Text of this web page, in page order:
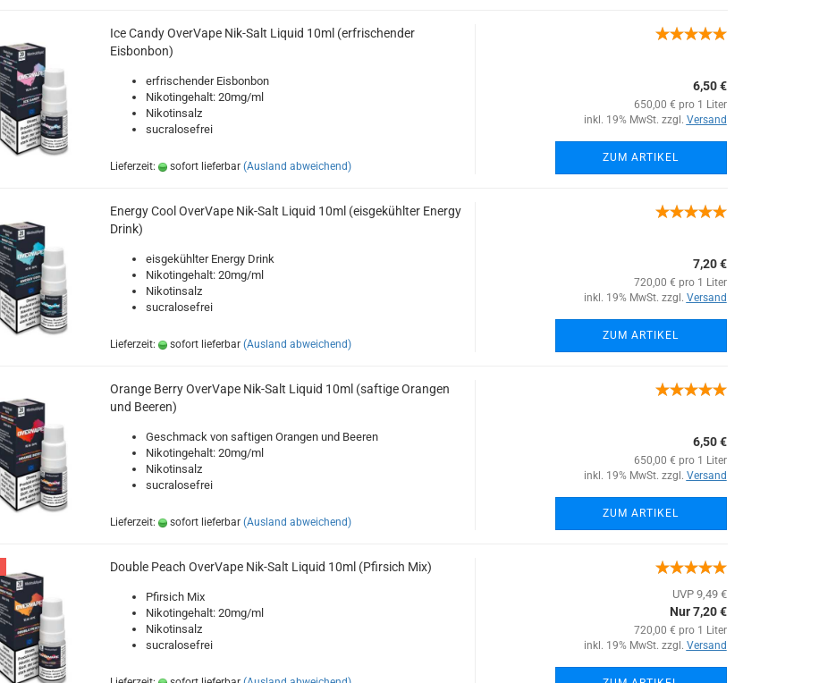
Ice Candy OverVape Nik-Salt Liquid 10ml (erfrischender
Eisbonbon)
erfrischender Eisbonbon
Nikotingehalt: 20mg/ml
Nikotinsalz
sucralosefrei
Lieferzeit: sofort lieferbar (Ausland abweichend)
6,50 €
650,00 € pro 1 Liter
inkl. 19% MwSt. zzgl. Versand
ZUM ARTIKEL
Energy Cool OverVape Nik-Salt Liquid 10ml (eisgekühlter Energy
Drink)
eisgekühlter Energy Drink
Nikotingehalt: 20mg/ml
Nikotinsalz
sucralosefrei
Lieferzeit: sofort lieferbar (Ausland abweichend)
7,20 €
720,00 € pro 1 Liter
inkl. 19% MwSt. zzgl. Versand
ZUM ARTIKEL
Orange Berry OverVape Nik-Salt Liquid 10ml (saftige Orangen
und Beeren)
Geschmack von saftigen Orangen und Beeren
Nikotingehalt: 20mg/ml
Nikotinsalz
sucralosefrei
Lieferzeit: sofort lieferbar (Ausland abweichend)
6,50 €
650,00 € pro 1 Liter
inkl. 19% MwSt. zzgl. Versand
ZUM ARTIKEL
Double Peach OverVape Nik-Salt Liquid 10ml (Pfirsich Mix)
Pfirsich Mix
Nikotingehalt: 20mg/ml
Nikotinsalz
sucralosefrei
UVP 9,49 €
Nur 7,20 €
720,00 € pro 1 Liter
inkl. 19% MwSt. zzgl. Versand